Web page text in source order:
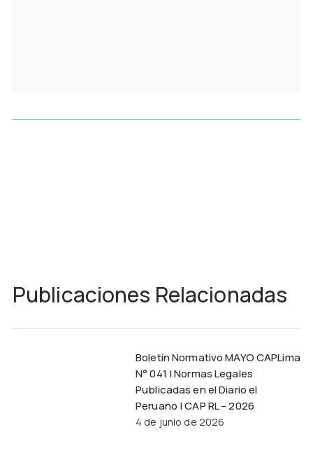
Publicaciones Relacionadas
Boletín Normativo MAYO CAPLima
N° 041 | Normas Legales
Publicadas en el Diario el
Peruano | CAP RL – 2026
4 de junio de 2026